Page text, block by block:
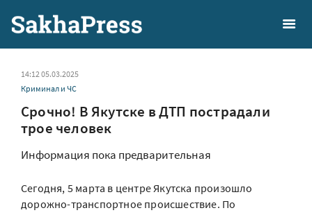
14:12 05.03.2025
Криминал и ЧС
Срочно! В Якутске в ДТП пострадали
трое человек
Информация пока предварительная
Сегодня, 5 марта в центре Якутска произошло
дорожно-транспортное происшествие. По